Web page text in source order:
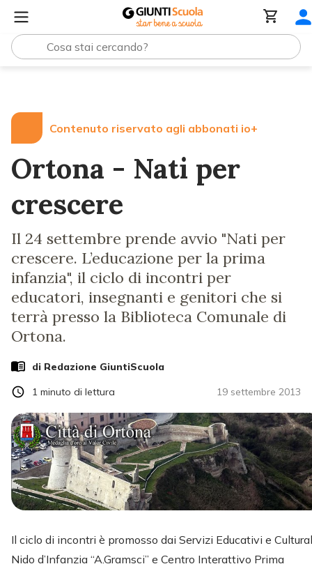
Contenuto riservato agli abbonati io+
Ortona - Nati per
crescere
Il 24 settembre prende avvio "Nati per
crescere. L’educazione per la prima
infanzia", il ciclo di incontri per
educatori, insegnanti e genitori che si
terrà presso la Biblioteca Comunale di
Ortona.
di Redazione GiuntiScuola
19 settembre 2013
1 minuto di lettura
Il ciclo di incontri è promosso dai Servizi Educativi e
Nido d’Infanzia “A.Gramsci” e Centro Interattivo Prima